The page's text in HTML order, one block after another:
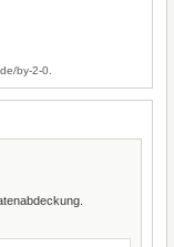
by-2-0.